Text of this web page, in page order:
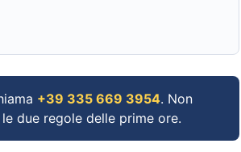
+39 335 669 3954. Non
due regole delle prime ore.